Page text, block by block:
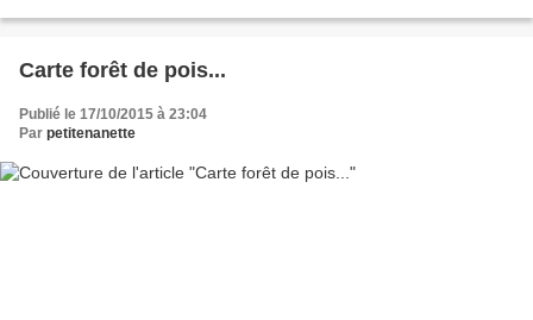
Carte forêt de pois...
Publié le 17/10/2015 à 23:04
Par petitenanette